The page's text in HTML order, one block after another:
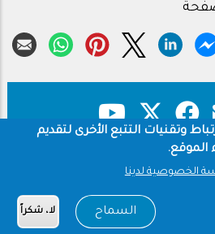
وتقنيات التتبع الأخرى لتقديم
الموقع.
الخصوصية لدينا
السماح لا، شكراً